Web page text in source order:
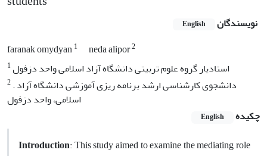
نویسندگان English
faranak omydyan1 neda alipor2
1استادیار گروه علوم تربیتی دانشگاه آزاد اسلامی واحد دزفول
2. دانشجوی کارشناسی ارشد برنامه ریزی آموزشی دانشگاه آزاد
اسلامی، واحد دزفول
چکیده
English
Introduction: This study aimed to examine the mediating role